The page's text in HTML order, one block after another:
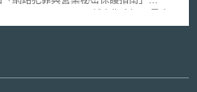
供特定資料與技術手段，來實施迴避行
； 說明發生網路安全相
遭網路竊取時之事後應對手段。
、澳門和臺灣保護和執行其智慧財產權
你在中華區的營業秘密」（Protecting